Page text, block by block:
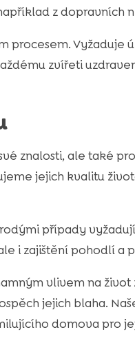
z dopravních
Vyžaduje
zvířeti
znalosti, ale také
jejich kvalitu
případy
i zajištění pohodlí a
vlivem na
jejich blaha.
domova pro